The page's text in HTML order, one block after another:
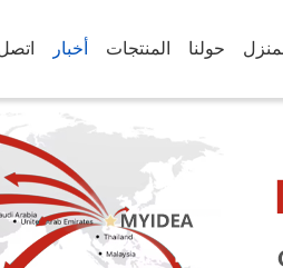
حولنا المنتجات أخبار